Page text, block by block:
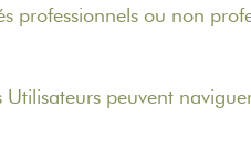
professionnels ou non
peuvent